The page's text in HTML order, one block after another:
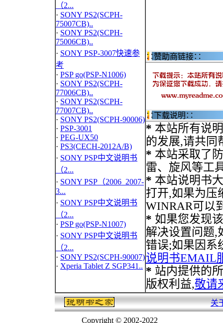
（2...
· SONY PS2(SCPH-
75007CB)..
· SONY PS2(SCPH-
75006CB)..
· SONY PSP-3007快速参
考
· PSP go(PSP-N1006)
· SONY PS2(SCPH-
77006CB)..
· SONY PS2(SCPH-
77007CB)..
· SONY PS2(SCPH-90006)
· PSP-3001
· PEG-UX50
· PS3(CECH-2012A/B)
· SONY PSP中文说明书
（2...
· SONY PSP（2006_2007-
3...
· SONY PSP中文说明书
（2...
· PSP go(PSP-N1007)
· SONY PSP中文说明书
（2...
· SONY PS2(SCPH-90007)
· Xperia Tablet Z SGP341..
∷赞助商链接∷
∷下载说明∷
* 本站所有说
的发展,请共同
* 本站采取了
雷、旋风等工
* 本站说明书
打开,如果为压
WINRAR可以
* 如果您发现
解决设置问题,
错误;如果因系
说明书EMAIL
* 站内提供的
版权利益,敬请
关
Copyright © 2002-2022